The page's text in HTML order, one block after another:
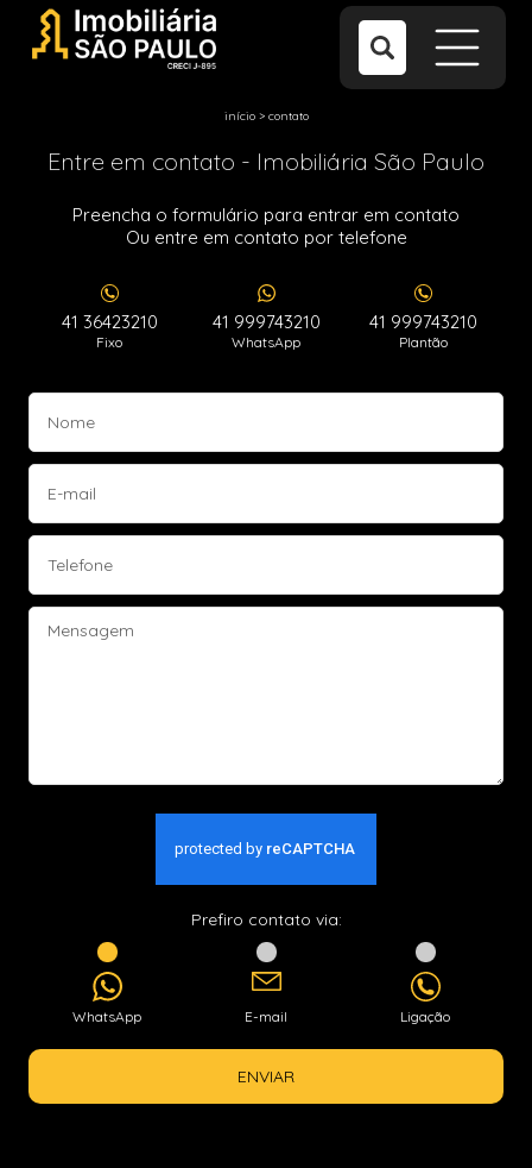
início> contato
Entre em contato - Imobiliária São Paulo
Preencha o formulário para entrar em contato
Ou entre em contato por telefone
41 36423210
Fixo
41 999743210
WhatsApp
41 999743210
Plantão
Prefiro contato via:
WhatsApp E-mail Ligação
ENVIAR